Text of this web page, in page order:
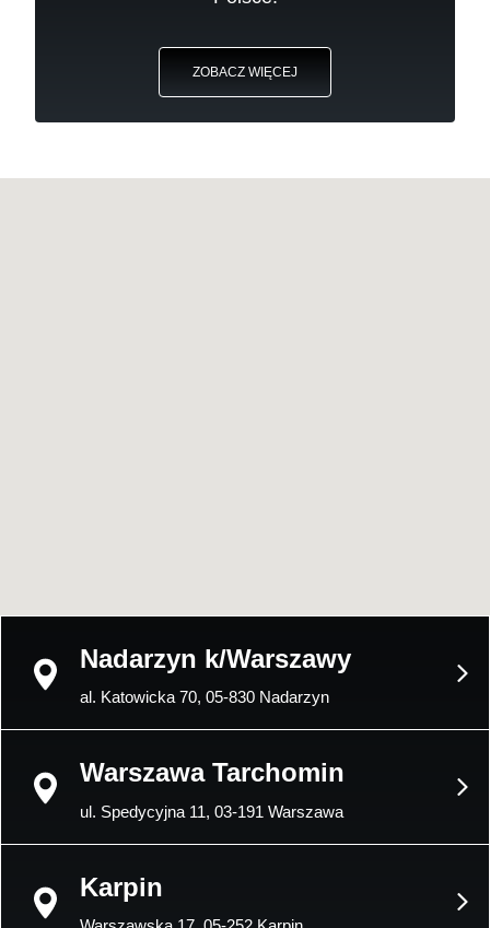
ZOBACZ WIĘCEJ
Nadarzyn k/Warszawy
al. Katowicka 70, 05-830 Nadarzyn
Warszawa Tarchomin
ul. Spedycyjna 11, 03-191 Warszawa
Karpin